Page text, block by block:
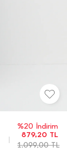
%20 İndirim
879,20 TL
1.099,00TL